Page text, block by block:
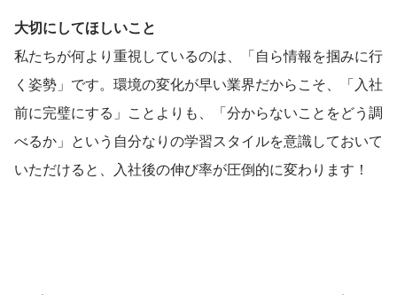
大切にしてほしいこと
私たちが何より重視しているのは、「自ら情報を掴みに行
く姿勢」です。環境の変化が早い業界だからこそ、「入社
前に完璧にする」ことよりも、「分からないことをどう調
べるか」という自分なりの学習スタイルを意識しておいて
いただけると、入社後の伸び率が圧倒的に変わります！